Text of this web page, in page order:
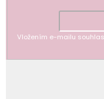
Vložením e-mailu